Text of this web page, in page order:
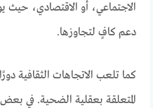
الاجتماعي، أو الاقتصادي، حيث
دعم كافٍ لتجاوزها.
كما تلعب الاتجاهات الثقافية
المتعلقة بعقلية الضحية. في